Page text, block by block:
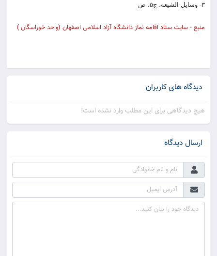
۳- وسايل الشيعه، ج۵، ص
منبع - سایت ستاد اقامه نماز دانشگاه آزاد اسلامی اصفهان (واحد خوراسگان )
دیدگاه های کاربران
هیچ دیدگاهی برای این مطلب وارد نشده است!
ارسال دیدگاه